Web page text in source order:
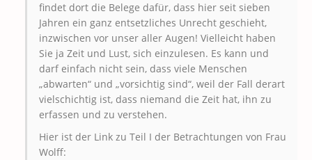
findet dort die Belege dafür, dass hier seit sieben
Jahren ein ganz entsetzliches Unrecht geschieht,
inzwischen vor unser aller Augen! Vielleicht haben
Sie ja Zeit und Lust, sich einzulesen. Es kann und
darf einfach nicht sein, dass viele Menschen
„abwarten“ und „vorsichtig sind“, weil der Fall derart
vielschichtig ist, dass niemand die Zeit hat, ihn zu
erfassen und zu verstehen.
Hier ist der Link zu Teil I der Betrachtungen von Frau
Wolff: